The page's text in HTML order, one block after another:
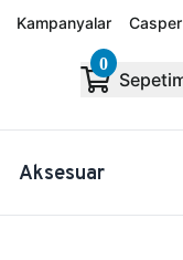
Kampanyalar
0
Aksesuar